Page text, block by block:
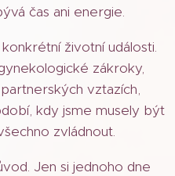
čas ani energie.
životní události.
zákroky,
vztazích,
kdy jsme musely být
zvládnout.
Jen si jednoho dne